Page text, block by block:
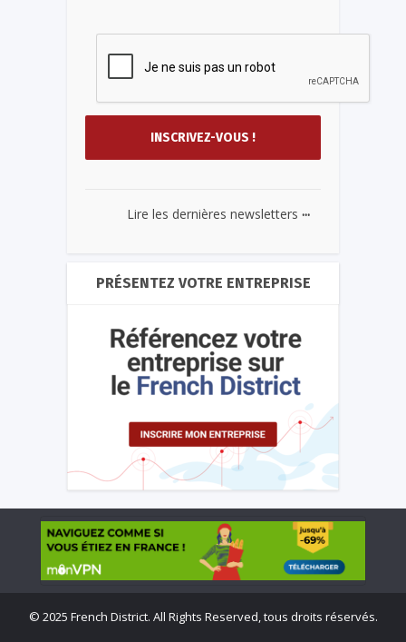
Lire les dernières newsletters ...
PRÉSENTEZ VOTRE ENTREPRISE
© 2025 French District. All Rights Reserved, tous droits réservés.